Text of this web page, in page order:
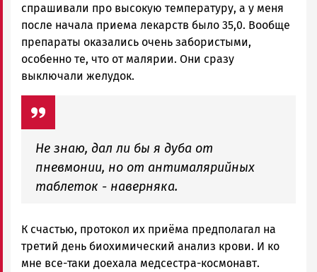
спрашивали про высокую температуру, а у меня
после начала приема лекарств было 35,0. Вообще
препараты оказались очень забористыми,
особенно те, что от малярии. Они сразу
выключали желудок.
Не знаю, дал ли бы я дуба от
пневмонии, но от антималярийных
таблеток - наверняка.
К счастью, протокол их приёма предполагал на
третий день биохимический анализ крови. И ко
мне все-таки доехала медсестра-космонавт.